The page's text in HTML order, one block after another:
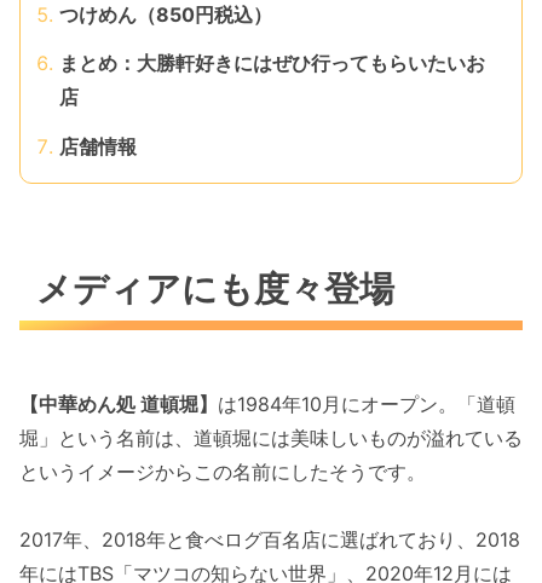
つけめん（850円税込）
まとめ：大勝軒好きにはぜひ行ってもらいたいお
店
店舗情報
メディアにも度々登場
【中華めん処 道頓堀】 は1984年10月にオープン。「道頓
堀」という名前は、道頓堀には美味しいものが溢れている
というイメージからこの名前にしたそうです。
2017年、2018年と食べログ百名店に選ばれており、2018
年にはTBS「マツコの知らない世界」、2020年12月には